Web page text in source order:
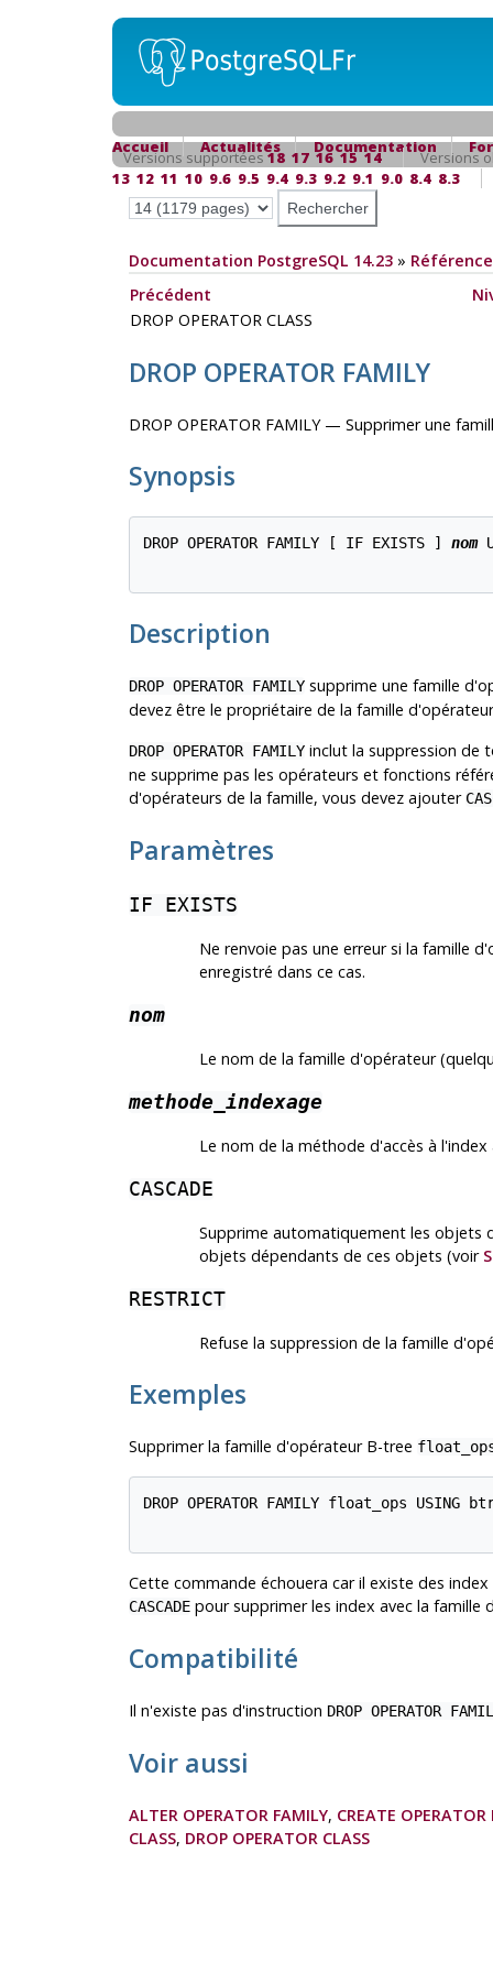
Accueil Actualités Documentation
Versions supportées18 17 16 15 14
Versions
13 12 11 10 9.6 9.5 9.4 9.3 9.2 9.1 9.0 8.4 8.3
Documentation PostgreSQL 14.23» Référence
Précédent
DROP OPERATOR CLASS
DROP OPERATOR FAMILY
DROP OPERATOR FAMILY — Supprimer une
Synopsis
DROP OPERATOR FAMILY [ IF EXISTS ] nom
Description
DROP OPERATOR FAMILYsupprime une famille
devez être le propriétaire de la famille
DROP OPERATOR FAMILYinclut la suppression de
ne supprime pas les opérateurs et fonctions
d'opérateurs de la famille, vous devez ajouter
Paramètres
IF EXISTS
Ne renvoie pas une erreur si la famille
enregistré dans ce cas.
nom
Le nom de la famille d'opérateur
methode_indexage
Le nom de la méthode d'accès à
CASCADE
Supprime automatiquement les objets
objets dépendants de ces objets (voir
RESTRICT
Refuse la suppression de la famille
Exemples
Supprimer la famille d'opérateur B-tree
DROP OPERATOR FAMILY float_ops USING
Cette commande échouera car il existe des
CASCADEpour supprimer les index avec la famille
Compatibilité
Il n'existe pas d'instruction DROP OPERATOR
Voir aussi
ALTER OPERATOR FAMILY, CREATE OPERATOR
CLASS, DROP OPERATOR CLASS